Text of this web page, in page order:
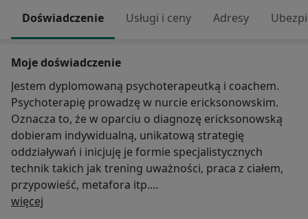
Doświadczenie Usługi i ceny Adresy
Moje doświadczenie
Jestem dyplomowaną psychoterapeutką i coachem.
Psychoterapię prowadzę w nurcie ericksonowskim.
Oznacza to, że w oparciu o diagnozę ericksonowską
dobieram indywidualną, unikatową strategię
oddziaływań i inicjuję je formie specjalistycznych
technik takich jak trening uważności, praca z ciałem,
przypowieść, metafora itp.
więcej